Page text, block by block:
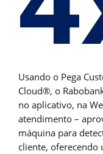
Usando o Pega
Cloud®, o
no aplicativo, na
atendimento –
máquina para
cliente,